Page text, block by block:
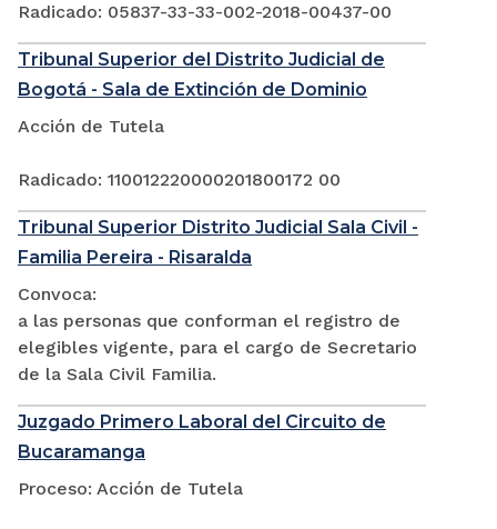
Radicado: 05837-33-33-002-2018-00437-00
Tribunal Superior del Distrito Judicial de
Bogotá - Sala de Extinción de Dominio
Acción de Tutela
Radicado: 110012220000201800172 00
Tribunal Superior Distrito Judicial Sala Civil -
Familia Pereira - Risaralda
Convoca:
a las personas que conforman el registro de
elegibles vigente, para el cargo de Secretario
de la Sala Civil Familia.
Juzgado Primero Laboral del Circuito de
Bucaramanga
Proceso: Acción de Tutela